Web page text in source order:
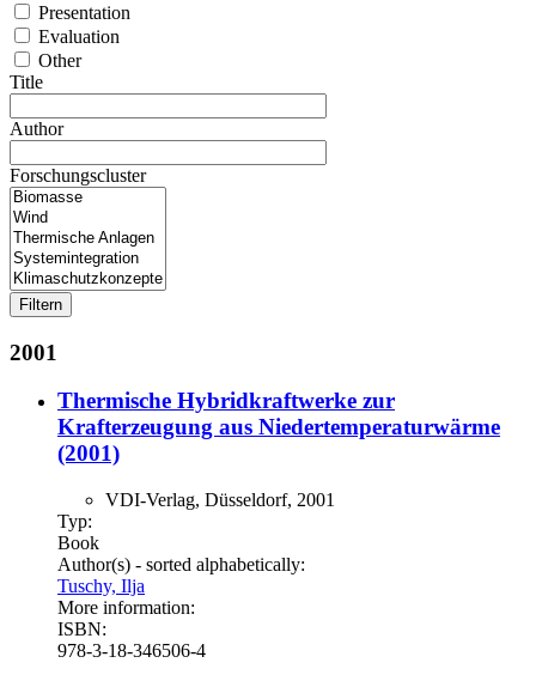
Presentation
Evaluation
Other
Title
Author
Forschungscluster
2001
Thermische Hybridkraftwerke zur
Krafterzeugung aus Niedertemperaturwärme
(2001)
VDI-Verlag, Düsseldorf, 2001
Typ:
Book
Author(s) - sorted alphabetically:
Tuschy, Ilja
More information:
ISBN:
978-3-18-346506-4